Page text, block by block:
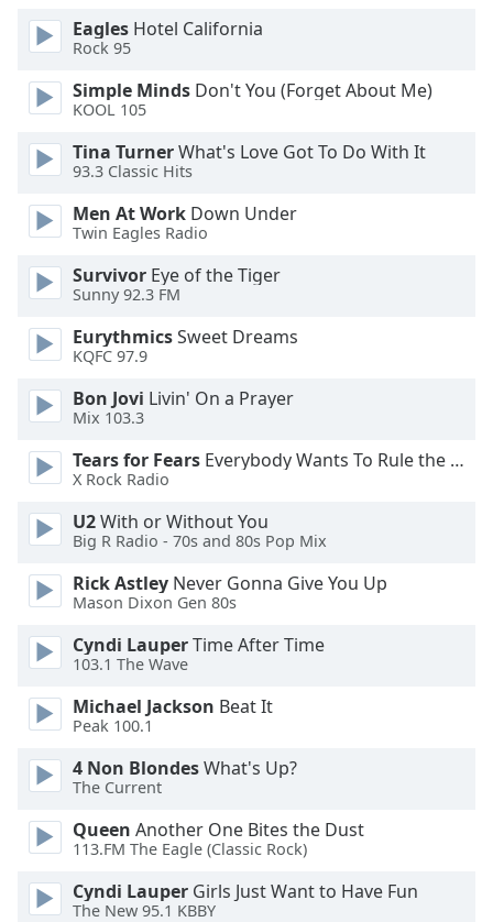
Escape
cancel
and
window.
Text
Background
Area
Background
Color
Opacity
Font
Text
Style
Eagles Hotel California
Rock 95
Simple Minds Don't You (Forget About Me)
KOOL 105
Tina TurnerWhat's Love Got To Do With It
93.3 Classic Hits
Men At Work Down Under
Twin Eagles Radio
Survivor Eye of the Tiger
Sunny 92.3 FM
EurythmicsSweet Dreams
KQFC 97.9
Bon Jovi Livin' On a Prayer
Mix 103.3
Tears for Fears Everybody Wants To Rule the World
X Rock Radio
U2With or Without You
Big R Radio - 70s and 80s Pop Mix
Rick Astley Never Gonna Give You Up
Mason Dixon Gen 80s
Cyndi LauperTime After Time
103.1 The Wave
Michael Jackson Beat It
Peak 100.1
4 Non BlondesWhat's Up?
The Current
Queen Another One Bites the Dust
113.FM The Eagle (Classic Rock)
Cyndi Lauper Girls Just Want to Have Fun
The New 95.1 KBBY